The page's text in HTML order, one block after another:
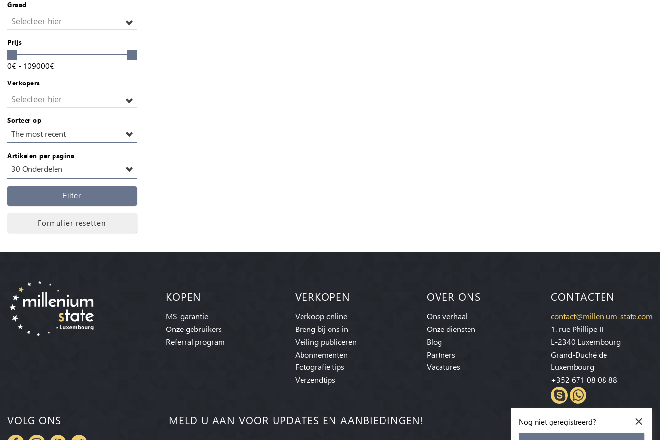
Graad
Selecteer hier
Prijs
0€ - 109000€
Verkopers
Selecteer hier
Sorteer op
The most recent
Artikelen per pagina
30 Onderdelen
Filter
Formulier resetten
KOPEN
MS-garantie
Onze gebruikers
Referral program
VERKOPEN
Verkoop online
Breng bij ons in
Veiling publiceren
Abonnementen
Fotografie tips
Verzendtips
OVER ONS
Ons verhaal
Onze diensten
Blog
Partners
Vacatures
CONTACTEN
contact@millenium-state.com
1. rue Phillipe II
L-2340 Luxembourg
Grand-Duché de
Luxembourg
+352 671 08 08 88
VOLG ONS MELD U AAN VOOR UPDATES EN AANBIEDINGEN! ×
Nog niet geregistreerd?